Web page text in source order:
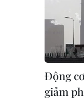
Động
giảm